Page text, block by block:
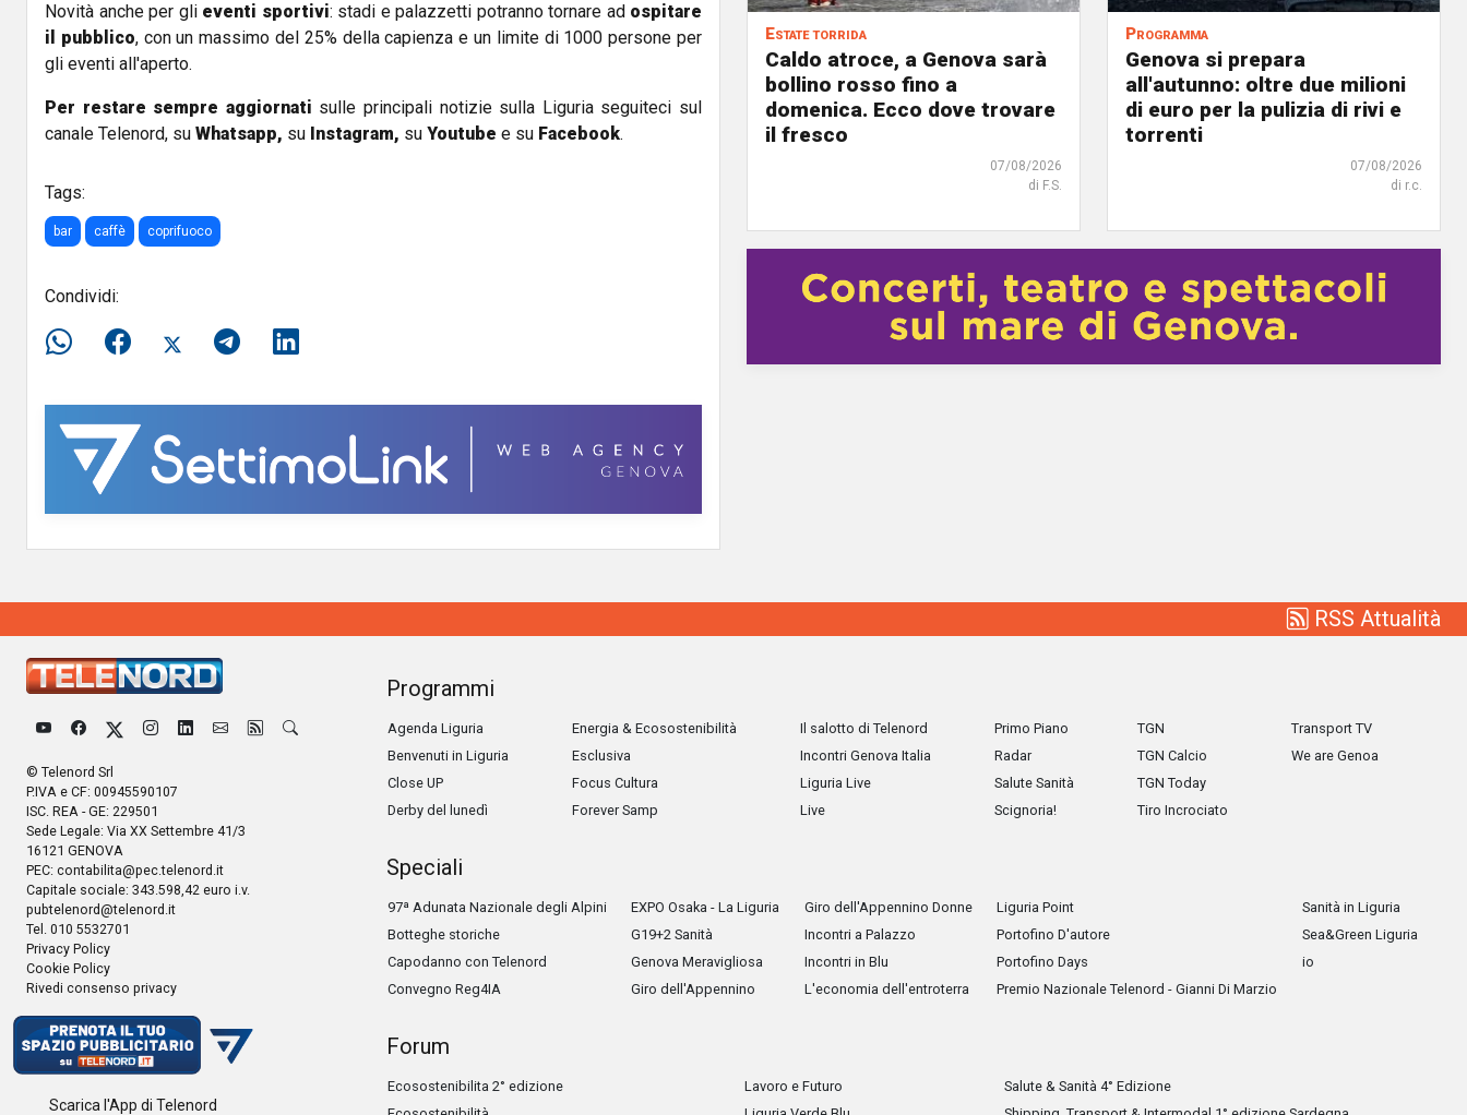
Novità anche per gli eventi sportivi: stadi e palazzetti potranno tornare ad ospitare
il pubblico, con un massimo del 25% della capienza e un limite di 1000 persone per
gli eventi all'aperto.
Per restare sempre aggiornati sulle principali notizie sulla Liguria seguiteci sul
canale Telenord, su Whatsapp, su Instagram, su Youtube e su Facebook.
Tags:
bar caffè coprifuoco
Condividi:
Estate torrida
Caldo atroce, a Genova sarà
bollino rosso fino a
domenica. Ecco dove trovare
il fresco
07/08/2026
di F.S.
Programma
Genova si prepara
all'autunno: oltre due milioni
di euro per la pulizia di rivi e
torrenti
07/08/2026
di r.c.
RSS Attualità
© Telenord Srl
P.IVA e CF: 00945590107
ISC. REA - GE: 229501
Sede Legale: Via XX Settembre 41/3
16121 GENOVA
PEC: contabilita@pec.telenord.it
Capitale sociale: 343.598,42 euro i.v.
pubtelenord@telenord.it
Tel. 010 5532701
Privacy Policy
Cookie Policy
Rivedi consenso privacy
Scarica l'App di Telenord
Programmi
Agenda Liguria
Benvenuti in Liguria
Close UP
Derby del lunedì
Energia & Ecosostenibilità
Esclusiva
Focus Cultura
Forever Samp
Il salotto di Telenord
Incontri Genova Italia
Liguria Live
Live
Primo Piano
Radar
Salute Sanità
Scignoria!
TGN
TGN Calcio
TGN Today
Tiro Incrociato
Transport TV
We are Genoa
Speciali
97ª Adunata Nazionale degli Alpini
Botteghe storiche
Capodanno con Telenord
Convegno Reg4IA
EXPO Osaka - La Liguria
G19+2 Sanità
Genova Meravigliosa
Giro dell'Appennino
Giro dell'Appennino Donne
Incontri a Palazzo
Incontri in Blu
L'economia dell'entroterra
Liguria Point
Portofino D'autore
Portofino Days
Premio Nazionale Telenord - Gianni Di Marzio
Sanità in Liguria
Sea&Green Liguria
io
Forum
Ecosostenibilita 2° edizione
Lavoro e Futuro
Salute & Sanità 4° Edizione